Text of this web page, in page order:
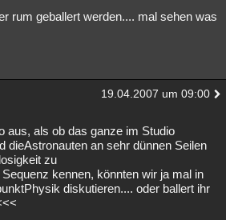
rum geballert werden.... mal sehen was
19.04.2007 um 09:00
aus, als ob das ganze im Studio
dieAstronauten an sehr dünnen Seilen
zu
kennen, könnten wir ja mal in
diskutieren.... oder ballert ihr